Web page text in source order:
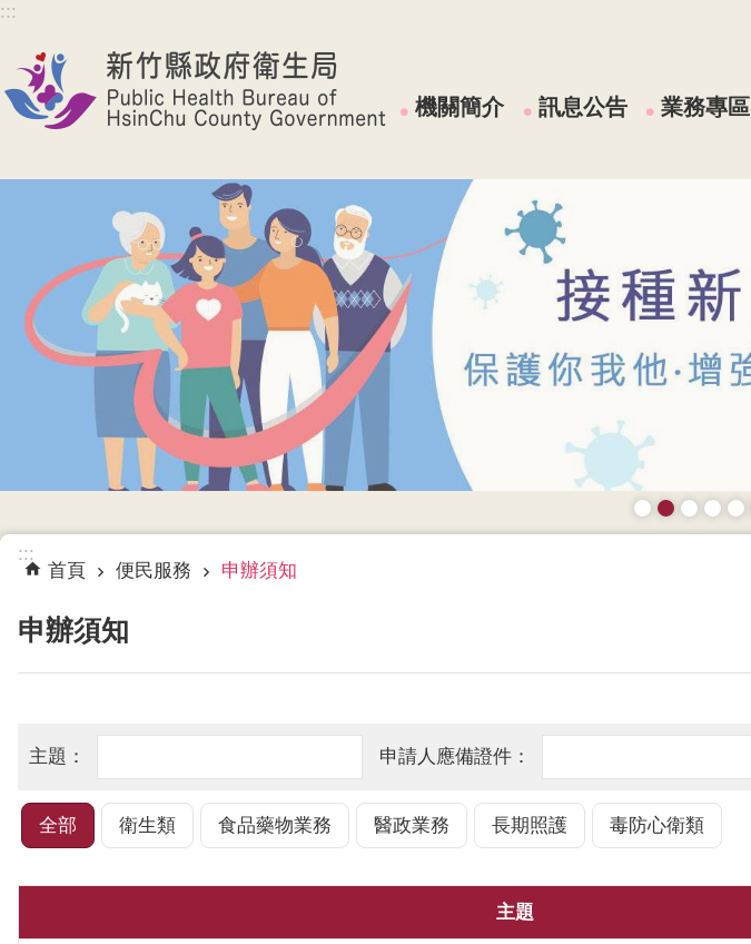
跳到主要內容區塊
:::
機關簡介 訊息公告 業務專區
:::
首頁 便民服務 申辦須知
申辦須知
全部 衛生類 食品藥物業務 醫政業務 長期照護 毒防心衛類
主題